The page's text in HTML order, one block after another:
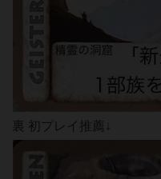
裏 初プレイ推薦↓